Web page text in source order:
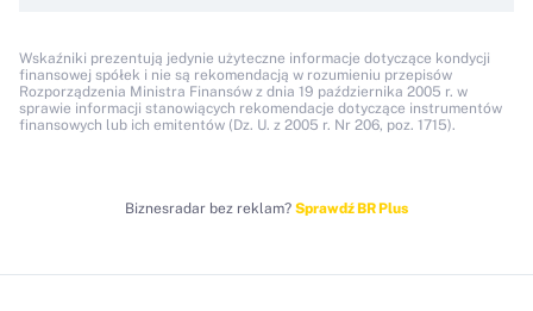
Wskaźniki prezentują jedynie użyteczne informacje dotyczące kondycji
finansowej spółek i nie są rekomendacją w rozumieniu przepisów
Rozporządzenia Ministra Finansów z dnia 19 października 2005 r. w
sprawie informacji stanowiących rekomendacje dotyczące instrumentów
finansowych lub ich emitentów (Dz. U. z 2005 r. Nr 206, poz. 1715).
Biznesradar bez reklam? Sprawdź BR Plus